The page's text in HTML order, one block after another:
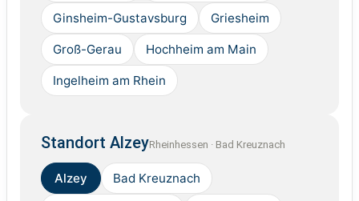
Ginsheim-Gustavsburg Griesheim
Groß-Gerau Hochheim am Main
Ingelheim am Rhein
Standort AlzeyRheinhessen · Bad Kreuznach
Alzey Bad Kreuznach